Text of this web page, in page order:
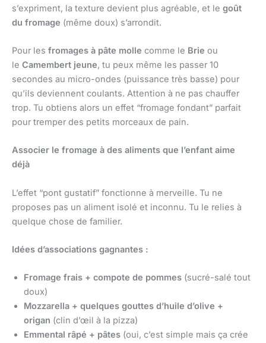
s’expriment, la texture devient plus agréable, et le goût
du fromage (même doux) s’arrondit.
Pour les fromages à pâte molle comme le Brie ou
le Camembert jeune, tu peux même les passer 10
secondes au micro-ondes (puissance très basse) pour
qu’ils deviennent coulants. Attention à ne pas chauffer
trop. Tu obtiens alors un effet “fromage fondant” parfait
pour tremper des petits morceaux de pain.
Associer le fromage à des aliments que l’enfant aime
déjà
L’effet “pont gustatif” fonctionne à merveille. Tu ne
proposes pas un aliment isolé et inconnu. Tu le relies à
quelque chose de familier.
Idées d’associations gagnantes :
Fromage frais + compote de pommes (sucré-salé tout
doux)
Mozzarella + quelques gouttes d’huile d’olive +
origan (clin d’œil à la pizza)
Emmental râpé + pâtes (oui, c’est simple mais ça crée